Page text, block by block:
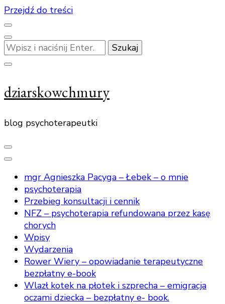
Przejdź do treści
Szukasz
czegoś?
dziarskowchmury
blog psychoterapeutki
mgr Agnieszka Pacyga – Łebek – o mnie
psychoterapia
Przebieg konsultacji i cennik
NFZ – psychoterapia refundowana przez kasę
chorych
Wpisy
Wydarzenia
Rower Wiery – opowiadanie terapeutyczne
bezpłatny e-book
Wlazł kotek na płotek i szprecha – emigracja
oczami dziecka – bezpłatny e- book.